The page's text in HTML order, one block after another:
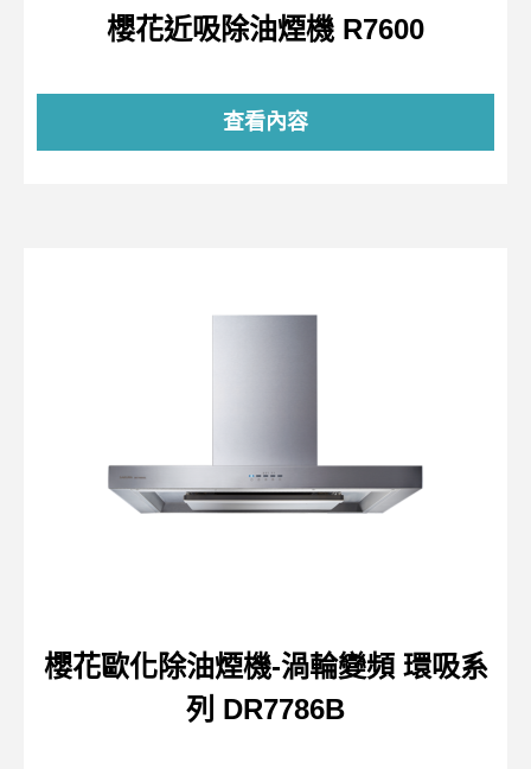
櫻花近吸除油煙機 R7600
查看內容
櫻花歐化除油煙機-渦輪變頻 環吸系
列 DR7786B